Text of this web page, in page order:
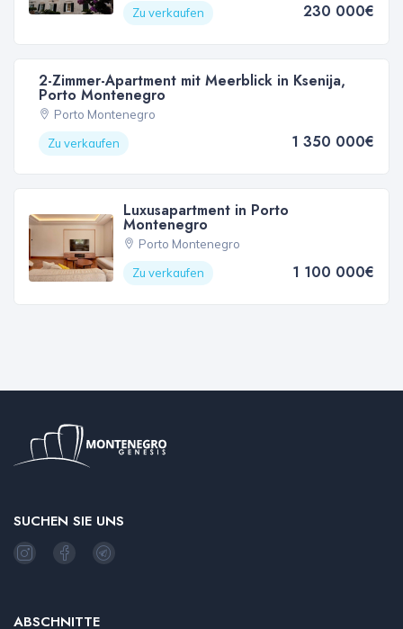
Zu verkaufen
230 000€
2-Zimmer-Apartment mit Meerblick in Ksenija,
Porto Montenegro
Porto Montenegro
Zu verkaufen
1 350 000€
Luxusapartment in Porto
Montenegro
Porto Montenegro
Zu verkaufen
1 100 000€
SUCHEN SIE UNS
ABSCHNITTE